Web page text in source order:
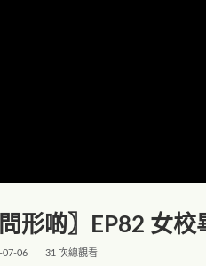
形啲〗EP82 女
07-06 31 次總觀看